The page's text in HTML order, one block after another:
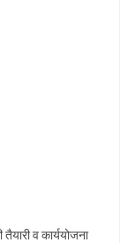
व कार्ययोजना